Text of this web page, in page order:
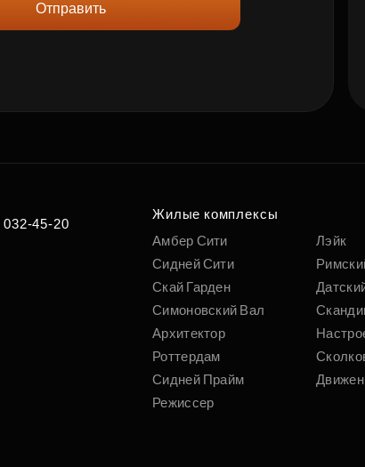
Отправить
032-45-20
Жилые комплексы
Амбер Сити
Сидней Сити
Скай Гарден
Симоновский Вал
Архитектор
Роттердам
Сидней Прайм
Режиссер
Лэйк